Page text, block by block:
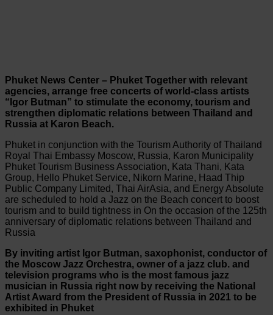
Phuket News Center – Phuket Together with relevant
agencies, arrange free concerts of world-class artists
“Igor Butman” to stimulate the economy, tourism and
strengthen diplomatic relations between Thailand and
Russia at Karon Beach.
Phuket in conjunction with the Tourism Authority of Thailand
Royal Thai Embassy Moscow, Russia, Karon Municipality
Phuket Tourism Business Association, Kata Thani, Kata
Group, Hello Phuket Service, Nikorn Marine, Haad Thip
Public Company Limited, Thai AirAsia, and Energy Absolute
are scheduled to hold a Jazz on the Beach concert to boost
tourism and to build tightness in On the occasion of the 125th
anniversary of diplomatic relations between Thailand and
Russia
By inviting artist Igor Butman, saxophonist, conductor of
the Moscow Jazz Orchestra, owner of a jazz club. and
television programs who is the most famous jazz
musician in Russia right now by receiving the National
Artist Award from the President of Russia in 2021 to be
exhibited in Phuket